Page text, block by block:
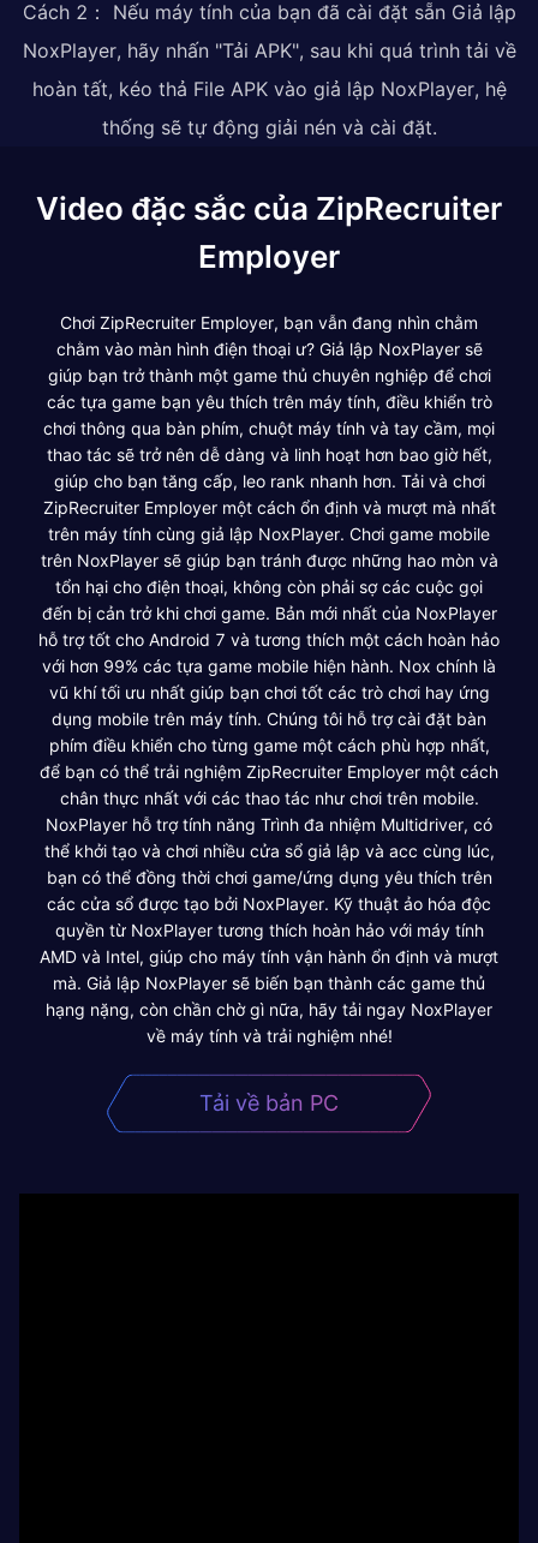
Cách 2： Nếu máy tính của bạn đã cài đặt sẵn Giả lập
NoxPlayer, hãy nhấn "Tải APK", sau khi quá trình tải về
hoàn tất, kéo thả File APK vào giả lập NoxPlayer, hệ
thống sẽ tự động giải nén và cài đặt.
Video đặc sắc của ZipRecruiter
Employer
Chơi ZipRecruiter Employer, bạn vẫn đang nhìn chằm
chằm vào màn hình điện thoại ư? Giả lập NoxPlayer sẽ
giúp bạn trở thành một game thủ chuyên nghiệp để chơi
các tựa game bạn yêu thích trên máy tính, điều khiển trò
chơi thông qua bàn phím, chuột máy tính và tay cầm, mọi
thao tác sẽ trở nên dễ dàng và linh hoạt hơn bao giờ hết,
giúp cho bạn tăng cấp, leo rank nhanh hơn. Tải và chơi
ZipRecruiter Employer một cách ổn định và mượt mà nhất
trên máy tính cùng giả lập NoxPlayer. Chơi game mobile
trên NoxPlayer sẽ giúp bạn tránh được những hao mòn và
tổn hại cho điện thoại, không còn phải sợ các cuộc gọi
đến bị cản trở khi chơi game. Bản mới nhất của NoxPlayer
hỗ trợ tốt cho Android 7 và tương thích một cách hoàn hảo
với hơn 99% các tựa game mobile hiện hành. Nox chính là
vũ khí tối ưu nhất giúp bạn chơi tốt các trò chơi hay ứng
dụng mobile trên máy tính. Chúng tôi hỗ trợ cài đặt bàn
phím điều khiển cho từng game một cách phù hợp nhất,
để bạn có thể trải nghiệm ZipRecruiter Employer một cách
chân thực nhất với các thao tác như chơi trên mobile.
NoxPlayer hỗ trợ tính năng Trình đa nhiệm Multidriver, có
thể khởi tạo và chơi nhiều cửa sổ giả lập và acc cùng lúc,
bạn có thể đồng thời chơi game/ứng dụng yêu thích trên
các cửa sổ được tạo bởi NoxPlayer. Kỹ thuật ảo hóa độc
quyền từ NoxPlayer tương thích hoàn hảo với máy tính
AMD và Intel, giúp cho máy tính vận hành ổn định và mượt
mà. Giả lập NoxPlayer sẽ biến bạn thành các game thủ
hạng nặng, còn chần chờ gì nữa, hãy tải ngay NoxPlayer
về máy tính và trải nghiệm nhé!
Tải về bản PC